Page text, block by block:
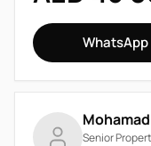
WhatsApp
Senior